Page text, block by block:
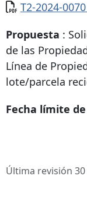
Documento
T2-2024-0070
Propuesta :
de las
Línea de
lote/parcela
Fecha límite
Última revisión